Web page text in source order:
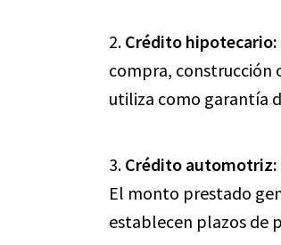
2. Crédito hipotecario:
compra, construcción
utiliza como garantía
3. Crédito automotriz:
El monto prestado
establecen plazos de